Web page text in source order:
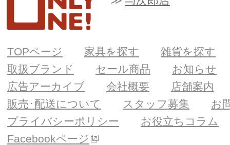
TOPページ 家具を探す
雑貨を探す
取扱ブランド
セール商品
お知らせ
広告アーカイブ
会社概要
店舗案内
販売･配送について
スタッフ募集
お
プライバシーポリシー
お役立ちコラム
Facebookページ